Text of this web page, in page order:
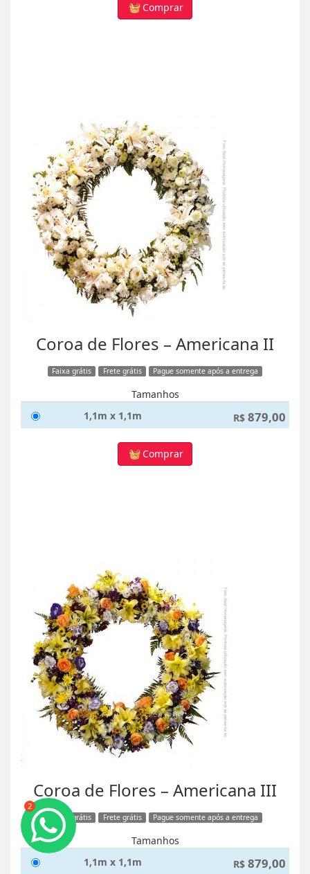
2
Comprar
Coroa de Flores – Americana II
Faixa grátis Frete grátis Pague somente após a entrega
Tamanhos
1,1m x 1,1m
R$ 879,00
Comprar
Coroa de Flores – Americana III
Faixa grátis Frete grátis Pague somente após a entrega
Tamanhos
1,1m x 1,1m
R$ 879,00